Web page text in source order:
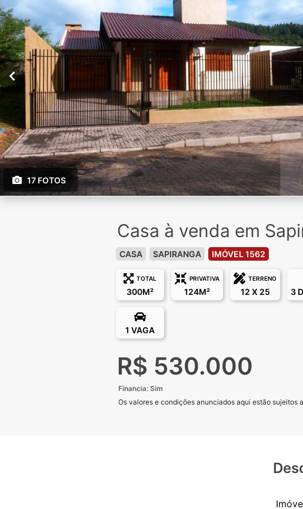
17 FOTOS
Casa à venda em
CASA SAPIRANGA IMÓVEL 1562
TOTAL
300M²
PRIVATIVA
124M²
TERRENO
12 X 25 3
1 VAGA
R$ 530.000
Financia: Sim
Os valores e condições anunciados aqui estão sujeitos